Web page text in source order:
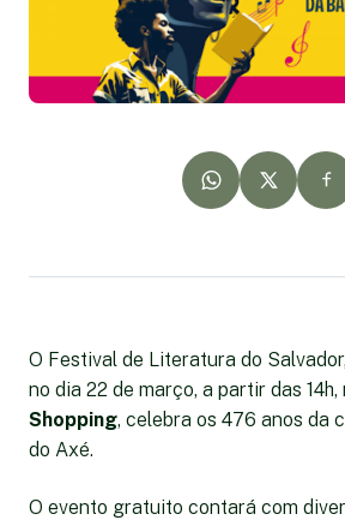
O Festival de Literatura do
no dia 22 de março, a partir das 14h,
Shopping, celebra os 476 anos da
do Axé.
O evento gratuito contará com